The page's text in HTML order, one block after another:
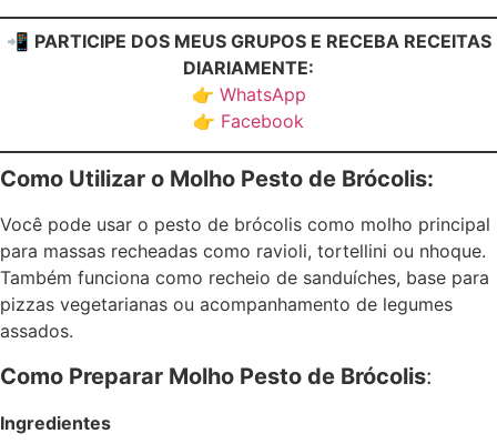
📲 PARTICIPE DOS MEUS GRUPOS E RECEBA RECEITAS
DIARIAMENTE:
👉 WhatsApp
👉 Facebook
Como Utilizar o Molho Pesto de Brócolis:
Você pode usar o pesto de brócolis como molho principal
para massas recheadas como ravioli, tortellini ou nhoque.
Também funciona como recheio de sanduíches, base para
pizzas vegetarianas ou acompanhamento de legumes
assados.
Como Preparar Molho Pesto de Brócolis:
Ingredientes